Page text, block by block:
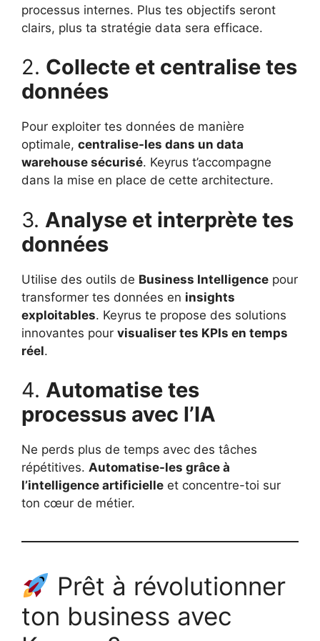
processus internes. Plus tes objectifs seront
clairs, plus ta stratégie data sera efficace.
2. Collecte et centralise tes
données
Pour exploiter tes données de manière
optimale, centralise-les dans un data
warehouse sécurisé. Keyrus t’accompagne
dans la mise en place de cette architecture.
3. Analyse et interprète tes
données
Utilise des outils de Business Intelligence pour
transformer tes données en insights
exploitables. Keyrus te propose des solutions
innovantes pour visualiser tes KPIs en temps
réel.
4. Automatise tes
processus avec l’IA
Ne perds plus de temps avec des tâches
répétitives. Automatise-les grâce à
l’intelligence artificielle et concentre-toi sur
ton cœur de métier.
Prêt à révolutionner
ton business avec